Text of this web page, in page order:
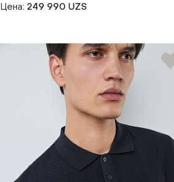
Цена: 249 990 UZS